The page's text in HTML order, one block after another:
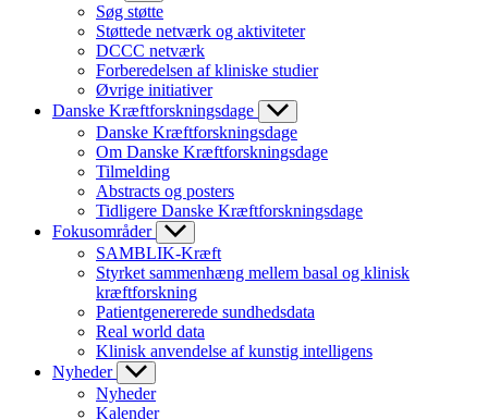
Søg støtte
Støttede netværk og aktiviteter
DCCC netværk
Forberedelsen af kliniske studier
Øvrige initiativer
Danske Kræftforskningsdage
Danske Kræftforskningsdage
Om Danske Kræftforskningsdage
Tilmelding
Abstracts og posters
Tidligere Danske Kræftforskningsdage
Fokusområder
SAMBLIK-Kræft
Styrket sammenhæng mellem basal og klinisk
kræftforskning
Patientgenererede sundhedsdata
Real world data
Klinisk anvendelse af kunstig intelligens
Nyheder
Nyheder
Kalender